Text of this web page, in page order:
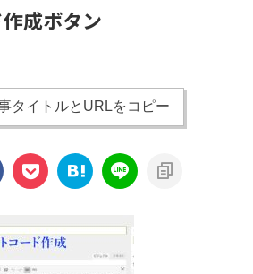
成ボタン
タイトルとURLをコピー